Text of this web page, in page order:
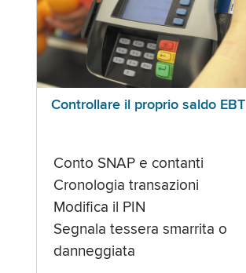
Controllare il proprio saldo EBT
Conto SNAP e contanti
Cronologia transazioni
Modifica il PIN
Segnala tessera smarrita o
danneggiata